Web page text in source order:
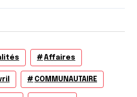
Affaires
COMMUNAUTAIRE